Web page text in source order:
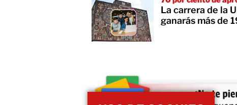
La carrera de la
ganarás más de